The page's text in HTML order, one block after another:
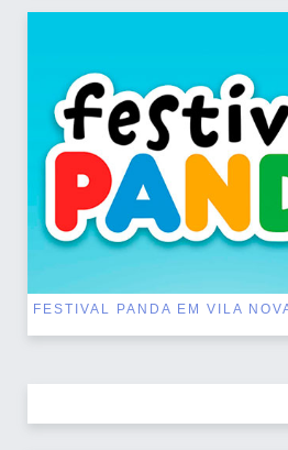
FESTIVAL PANDA EM VILA